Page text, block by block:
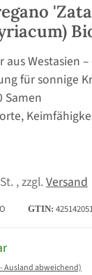
Westasien –
für sonnige
Samen
, zzgl.Versand
GTIN:
- Ausland abweichend)